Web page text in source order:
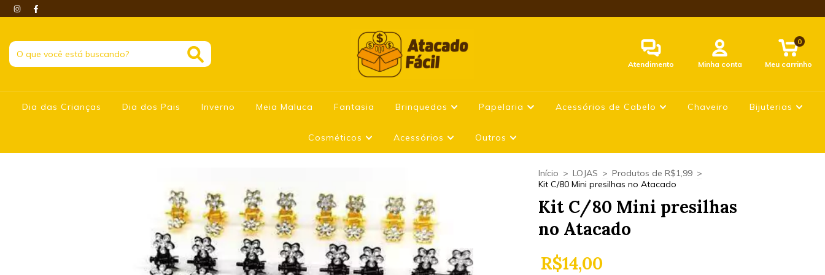
Atendimento Minha conta Meu carrinho
0
Dia das Crianças Dia dos Pais Inverno Meia Maluca Fantasia Brinquedos Papelaria Acessórios de Cabelo Chaveiro Bijuterias
Cosméticos Acessórios Outros
Início > LOJAS > Produtos de R$1,99 >
Kit C/80 Mini presilhas no Atacado
Kit C/80 Mini presilhas
no Atacado
R$14,00